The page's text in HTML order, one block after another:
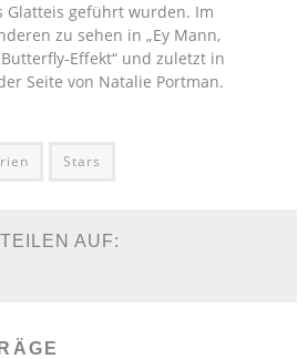
Glatteis geführt wurden. Im
zu sehen in „Ey Mann,
Butterfly-Effekt“ und zuletzt in
Seite von Natalie Portman.
Stars
TEILEN AUF: